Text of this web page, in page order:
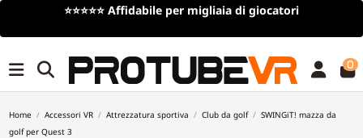
Spedizione gratuitaper ordini superiori a 100€/115$ (offerta a
0
Home Accessori VR Attrezzatura sportiva Club da golf
SWINGiT! mazza da
golf per Quest 3